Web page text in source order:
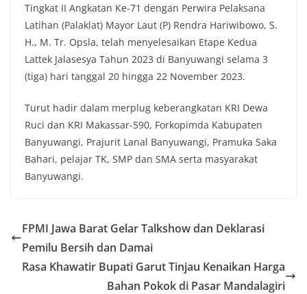
Tingkat II Angkatan Ke-71 dengan Perwira Pelaksana
Latihan (Palaklat) Mayor Laut (P) Rendra Hariwibowo, S.
H., M. Tr. Opsla, telah menyelesaikan Etape Kedua
Lattek Jalasesya Tahun 2023 di Banyuwangi selama 3
(tiga) hari tanggal 20 hingga 22 November 2023.
Turut hadir dalam merplug keberangkatan KRI Dewa
Ruci dan KRI Makassar-590, Forkopimda Kabupaten
Banyuwangi, Prajurit Lanal Banyuwangi, Pramuka Saka
Bahari, pelajar TK, SMP dan SMA serta masyarakat
Banyuwangi.
FPMI Jawa Barat Gelar Talkshow dan Deklarasi
Pemilu Bersih dan Damai
Rasa Khawatir Bupati Garut Tinjau Kenaikan Harga
Bahan Pokok di Pasar Mandalagiri